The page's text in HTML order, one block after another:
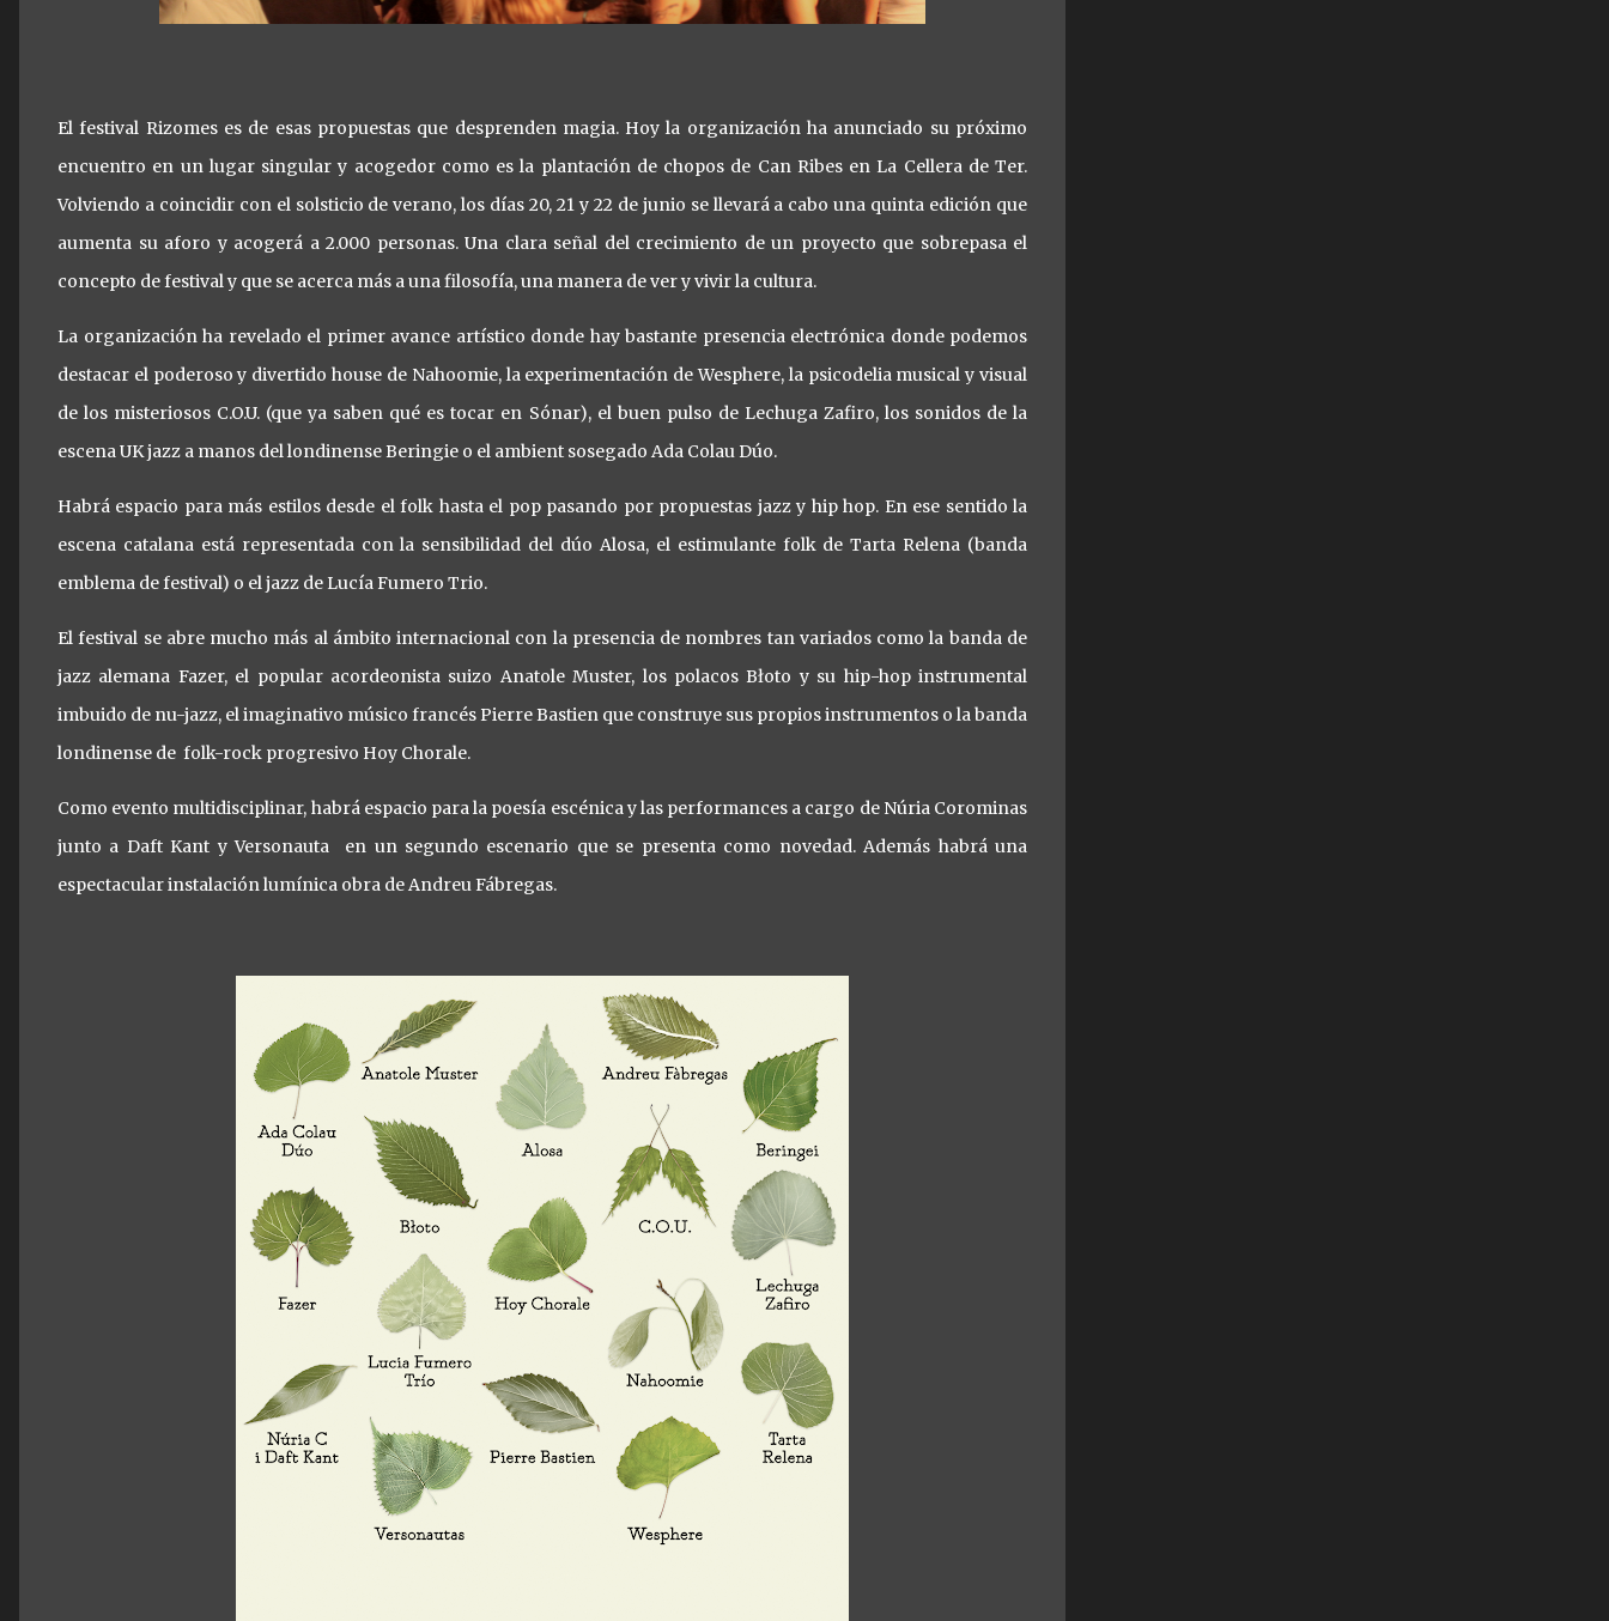
El festival Rizomes es de esas propuestas que desprenden magia. Hoy la organización ha anunciado su próximo
encuentro en un lugar singular y acogedor como es la plantación de chopos de Can Ribes en La Cellera de Ter.
Volviendo a coincidir con el solsticio de verano, los días 20, 21 y 22 de junio se llevará a cabo una quinta edición que
aumenta su aforo y acogerá a 2.000 personas. Una clara señal del crecimiento de un proyecto que sobrepasa el
concepto de festival y que se acerca más a una filosofía, una manera de ver y vivir la cultura.
La organización ha revelado el primer avance artístico donde hay bastante presencia electrónica donde podemos
destacar el poderoso y divertido house de Nahoomie, la experimentación de Wesphere, la psicodelia musical y visual
de los misteriosos C.O.U. (que ya saben qué es tocar en Sónar), el buen pulso de Lechuga Zafiro, los sonidos de la
escena UK jazz a manos del londinense Beringie o el ambient sosegado Ada Colau Dúo.
Habrá espacio para más estilos desde el folk hasta el pop pasando por propuestas jazz y hip hop. En ese sentido la
escena catalana está representada con la sensibilidad del dúo Alosa, el estimulante folk de Tarta Relena (banda
emblema de festival) o el jazz de Lucía Fumero Trio.
El festival se abre mucho más al ámbito internacional con la presencia de nombres tan variados como la banda de
jazz alemana Fazer, el popular acordeonista suizo Anatole Muster, los polacos Błoto y su hip-hop instrumental
imbuido de nu-jazz, el imaginativo músico francés Pierre Bastien que construye sus propios instrumentos o la banda
londinense de folk-rock progresivo Hoy Chorale.
Como evento multidisciplinar, habrá espacio para la poesía escénica y las performances a cargo de Núria Corominas
junto a Daft Kant y Versonauta en un segundo escenario que se presenta como novedad. Además habrá una
espectacular instalación lumínica obra de Andreu Fábregas.